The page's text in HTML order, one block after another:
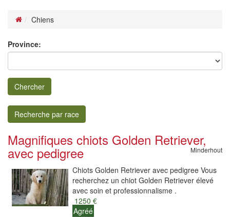
Chiens
Province:
Chercher
Recherche par race
Magnifiques chiots Golden Retriever,
avec pedigree Minderhout
Chiots Golden Retriever avec pedigree Vous
recherchez un chiot Golden Retriever élevé
avec soin et professionnalisme .
1250 €
Agréé